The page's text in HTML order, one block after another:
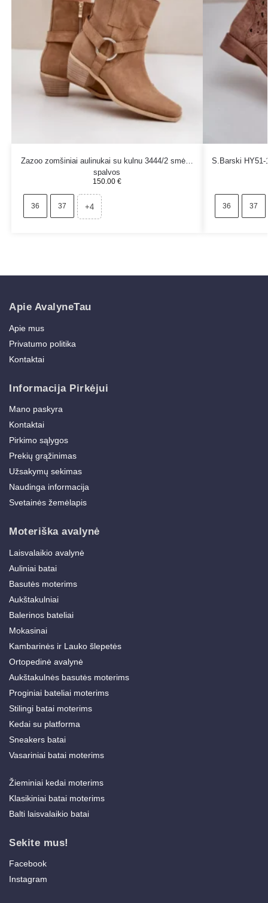
Zazoo zomšiniai aulinukai su kulnu 3444/2 smėlio
spalvos
150.00 €
36 37 +4
S.Barski HY51-
36 37
Apie AvalyneTau
Apie mus
Privatumo politika
Kontaktai
Informacija Pirkėjui
Mano paskyra
Kontaktai
Pirkimo sąlygos
Prekių grąžinimas
Užsakymų sekimas
Naudinga informacija
Svetainės žemėlapis
Moteriška avalynė
Laisvalaikio avalynė
Auliniai batai
Basutės moterims
Aukštakulniai
Balerinos bateliai
Mokasinai
Kambarinės ir Lauko šlepetės
Ortopedinė avalynė
Aukštakulnės basutės moterims
Proginiai bateliai moterims
Stilingi batai moterims
Kedai su platforma
Sneakers batai
Vasariniai batai moterims
Žieminiai kedai moterims
Klasikiniai batai moterims
Balti laisvalaikio batai
Sekite mus!
Facebook
Instagram